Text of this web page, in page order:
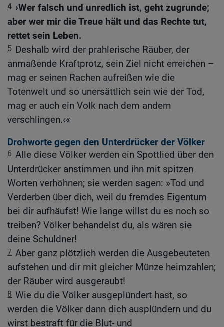
4 ›Wer falsch und unredlich ist, geht zugrunde;
aber wer mir die Treue hält und das Rechte tut,
rettet sein Leben.
5 Deshalb wird der prahlerische Räuber, der
anmaßende Kraftprotz, sein Ziel nicht erreichen –
mag er seinen Rachen aufreißen wie die
Totenwelt und so unersättlich sein wie der Tod,
mag er auch ein Volk nach dem andern
verschlingen.‹«
Drohworte gegen den Unterdrücker der Völker
6 Alle diese Völker werden ein Spottlied über den
Unterdrücker anstimmen und ihn mit spitzen
Worten verhöhnen; sie werden sagen: »Tod und
Verderben über dich, weil du fremdes Eigentum
bei dir aufhäufst! Wie lange willst du es noch so
treiben? Völker behandelst du, als wären sie
deine Schuldner!
7 Aber ganz plötzlich werden die Ausgebeuteten
aufstehen und dir mit gleicher Münze heimzahlen;
der Räuber wird ausgeraubt!
8 Wie du die Völker ausgeplündert hast, so
werden die Völker dann dich ausplündern und du
wirst bestraft für die Blut- und